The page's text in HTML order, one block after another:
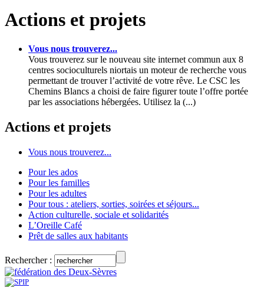
Actions et projets
Vous nous trouverez...
Vous trouverez sur le nouveau site internet commun aux 8
centres socioculturels niortais un moteur de recherche vous
permettant de trouver l’activité de votre rêve. Le CSC les
Chemins Blancs a choisi de faire figurer toute l’offre portée
par les associations hébergées. Utilisez la (...)
Actions et projets
Vous nous trouverez...
Pour les ados
Pour les familles
Pour les adultes
Pour tous : ateliers, sorties, soirées et séjours...
Action culturelle, sociale et solidarités
L’Oreille Café
Prêt de salles aux habitants
Rechercher :